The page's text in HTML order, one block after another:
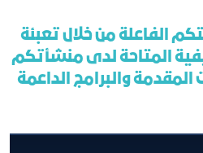
الفاعلة من خلال تعبئة
المتاحة لدى منشأتكم
والبرامج الداعمة